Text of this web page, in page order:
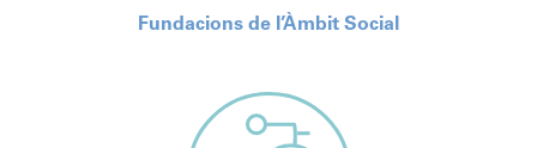
Fundacions de l’Àmbit Social